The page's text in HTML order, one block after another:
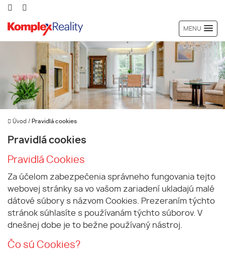
MENU
Úvod / Pravidlá cookies
Pravidlá cookies
Pravidlá Cookies
Za účelom zabezpečenia správneho fungovania tejto
webovej stránky sa vo vašom zariadení ukladajú malé
dátové súbory s názvom Cookies. Prezeraním týchto
stránok súhlasíte s používanám týchto súborov. V
dnešnej dobe je to bežne používaný nástroj.
Čo sú Cookies?